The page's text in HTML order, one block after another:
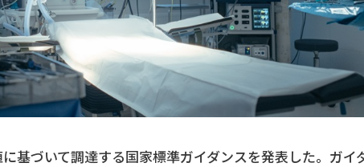
基づいて調達する国家標準ガイダンスを発表した。ガイ